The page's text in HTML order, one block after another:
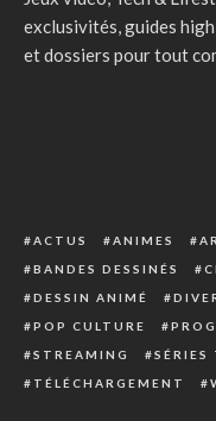
exclusivités, guides
et dossiers pour tout
ACTUS ANIMES
BANDES DESSINÉS
DESSIN ANIMÉ
POP CULTURE
STREAMING
SÉRIES
TÉLÉCHARGEMENT